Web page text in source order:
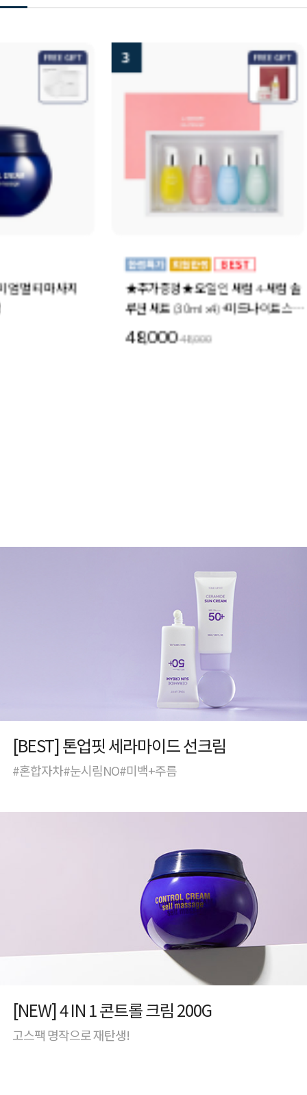
★추가증정★ 오일 인 세럼 4-세럼 솔
루션 세트 (30ml x4) +미드나이트스페
더블 모이스처
30ml 6개
[BEST] 톤업핏 세라마이드 선크림
#혼합자차#눈시림NO#미백+주름
[NEW] 4 IN 1 콘트롤 크림 200G
고스팩 명작으로 재탄생!